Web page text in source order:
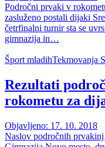
Področni prvaki v
zasluženo postali dijaki
četrfinalni turnir sta se
gimnazija in…
Šport mladihTekmovanja
Rezultati
rokometu za
Objavljeno: 17. 10. 2018
Naslov področnih